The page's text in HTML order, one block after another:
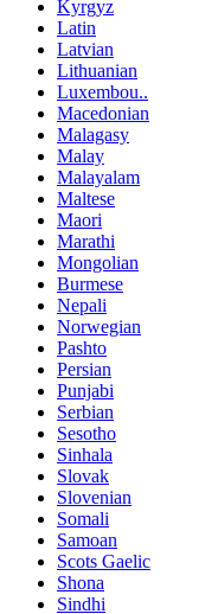
Kyrgyz
Latin
Latvian
Lithuanian
Luxembou..
Macedonian
Malagasy
Malay
Malayalam
Maltese
Maori
Marathi
Mongolian
Burmese
Nepali
Norwegian
Pashto
Persian
Punjabi
Serbian
Sesotho
Sinhala
Slovak
Slovenian
Somali
Samoan
Scots Gaelic
Shona
Sindhi